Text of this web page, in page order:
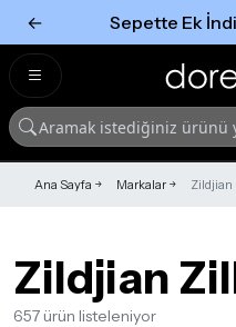
← Sepette Ek
Ana Sayfa Markalar Zildjian
Zildjian
657 ürün listeleniyor